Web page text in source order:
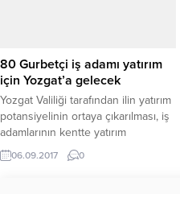
80 Gurbetçi iş adamı yatırım
için Yozgat’a gelecek
Yozgat Valiliği tarafından ilin yatırım
potansiyelinin ortaya çıkarılması, iş
adamlarının kentte yatırım
yapmalarını sağlamak ve Yozgat’ın
daha yaşanabilir bir şehir haline
06.09.2017 0